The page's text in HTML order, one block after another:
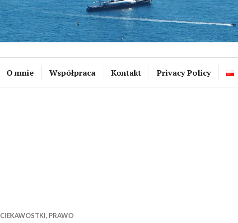
O mnie Współpraca Kontakt Privacy Policy
CIEKAWOSTKI, PRAWO